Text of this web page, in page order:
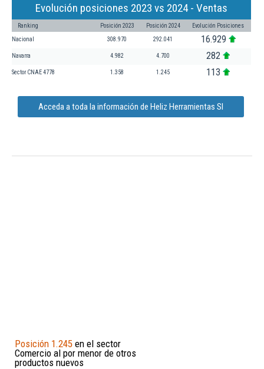
Evolución posiciones 2023 vs 2024 - Ventas
Ranking Posición 2023 Posición 2024 Evolución Posiciones
Nacional 308.970 292.041 16.929
Navarra 4.982 4.700 282
Sector CNAE 4778 1.358 1.245 113
Acceda a toda la información de Heliz Herramientas Sl
Posición 1.245 en el sector
Comercio al por menor de otros
productos nuevos